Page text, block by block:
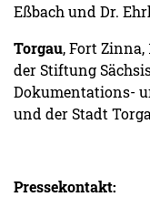
Eßbach und Dr.
Torgau, Fort
der Stiftung
Dokumentations-
und der Stadt
Pressekontakt: